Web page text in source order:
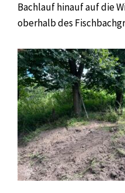
Bachlauf hinauf auf die
oberhalb des